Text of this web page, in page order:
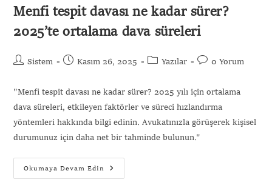
Menfi tespit davası ne kadar sürer?
2025’te ortalama dava süreleri
Sistem Kasım 26, 2025 Yazılar 0 Yorum
"Menfi tespit davası ne kadar sürer? 2025 yılı için ortalama
dava süreleri, etkileyen faktörler ve süreci hızlandırma
yöntemleri hakkında bilgi edinin. Avukatınızla görüşerek kişisel
durumunuz için daha net bir tahminde bulunun."
Okumaya Devam Edin